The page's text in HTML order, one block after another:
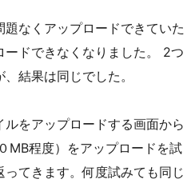
なくアップロードできていた
ドできなくなりました。 2つ
結果は同じでした。
をアップロードする画面から
MB程度）をアップロードを試
てきます。何度試みても同じ